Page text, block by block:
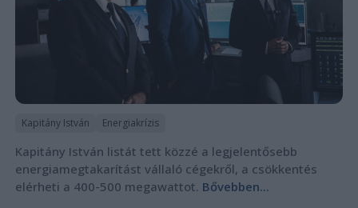
Kapitány István Energiakrízis
Kapitány István listát tett közzé a legjelentősebb
energiamegtakarítást vállaló cégekről, a csökkentés
elérheti a 400-500 megawattot. Bővebben...